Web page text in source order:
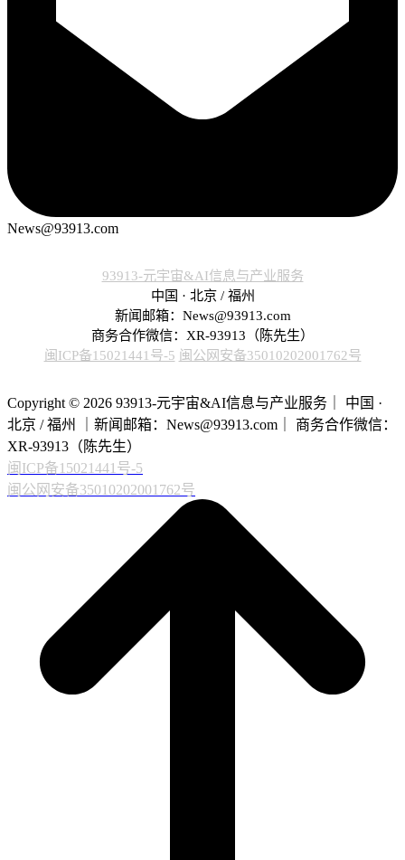
News@93913.com
93913-元宇宙&AI信息与产业服务
中国 · 北京 / 福州
新闻邮箱：News@93913.com
商务合作微信：XR-93913（陈先生）
闽ICP备15021441号-5 闽公网安备35010202001762号
Copyright © 2026 93913-元宇宙&AI信息与产业服务｜ 中国 ·
北京 / 福州 ｜新闻邮箱：News@93913.com｜ 商务合作微信：
XR-93913（陈先生）
闽ICP备15021441号-5
闽公网安备35010202001762号